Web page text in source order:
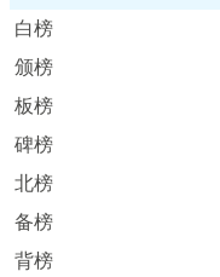
白榜
颁榜
板榜
碑榜
北榜
备榜
背榜